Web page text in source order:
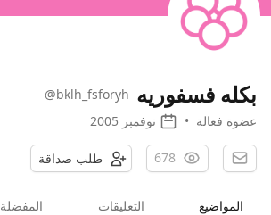
بكله فسفوريه @bklh_fsforyh
عضوة فعالة • نوفمبر 2005
678 طلب صداقة
المواضيع التعليقات المفضلة